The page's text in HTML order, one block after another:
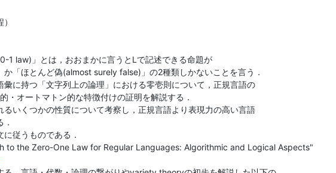
1 law)」とは，おおまかに言うとLで記述できる命題が
か「ほとんど偽(almost surely false)」の2種類しかないことを言う．
に持つ「文字列上の論理」における零壱則について，正規言語の
オートマトン的な特徴付けの証明を解説する．
るいくつかの性質について考察し，正規言語より表現力の高い言語
従うものである．